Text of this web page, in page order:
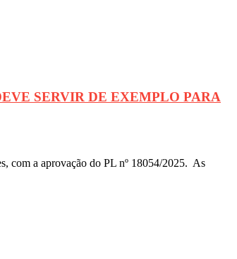
SERVIR DE EXEMPLO PARA
com a aprovação do PL nº 18054/2025. As